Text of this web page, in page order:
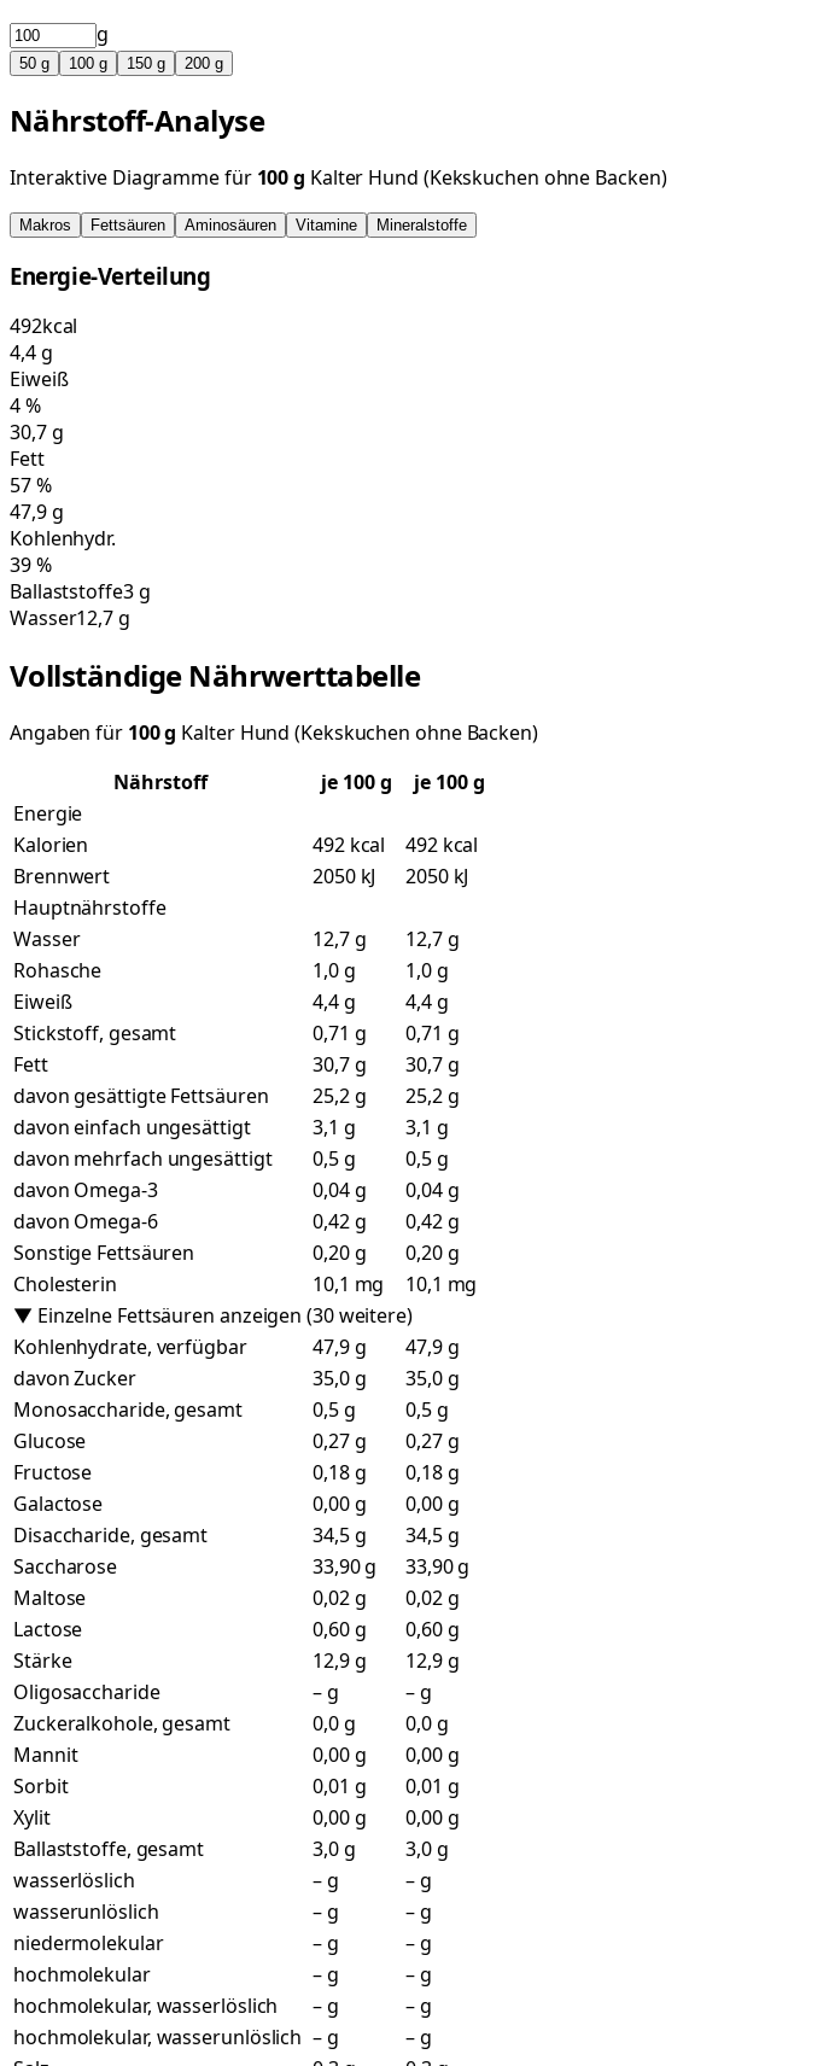
g
50 g 100 g 150 g 200 g
Nährstoff-Analyse
Interaktive Diagramme für 100g Kalter Hund (Kekskuchen ohne Backen)
Makros Fettsäuren Aminosäuren Vitamine Mineralstoffe
Energie-Verteilung
492kcal
4,4g
Eiweiß
4%
30,7g
Fett
57%
47,9g
Kohlenhydr.
39%
Ballaststoffe3 g
Wasser12,7 g
Vollständige Nährwerttabelle
Angaben für 100g Kalter Hund (Kekskuchen ohne Backen)
Nährstoff
je 100g
je 100 g
Energie
Kalorien
492 kcal
492 kcal
Brennwert
2050 kJ
2050 kJ
Hauptnährstoffe
Wasser
12,7 g
12,7 g
Rohasche
1,0 g
1,0 g
Eiweiß
4,4 g
4,4 g
Stickstoff, gesamt
0,71 g
0,71 g
Fett
30,7 g
30,7 g
davon gesättigte Fettsäuren
25,2 g
25,2 g
davon einfach ungesättigt
3,1 g
3,1 g
davon mehrfach ungesättigt
0,5 g
0,5 g
davon Omega-3
0,04 g
0,04 g
davon Omega-6
0,42 g
0,42 g
Sonstige Fettsäuren
0,20 g
0,20 g
Cholesterin
10,1 mg
10,1 mg
▼ Einzelne Fettsäuren anzeigen (30 weitere)
Kohlenhydrate, verfügbar
47,9 g
47,9 g
davon Zucker
35,0 g
35,0 g
Monosaccharide, gesamt
0,5 g
0,5 g
Glucose
0,27 g
0,27 g
Fructose
0,18 g
0,18 g
Galactose
0,00 g
0,00 g
Disaccharide, gesamt
34,5 g
34,5 g
Saccharose
33,90 g
33,90 g
Maltose
0,02 g
0,02 g
Lactose
0,60 g
0,60 g
Stärke
12,9 g
12,9 g
Oligosaccharide
– g
– g
Zuckeralkohole, gesamt
0,0 g
0,0 g
Mannit
0,00 g
0,00 g
Sorbit
0,01 g
0,01 g
Xylit
0,00 g
0,00 g
Ballaststoffe, gesamt
3,0 g
3,0 g
wasserlöslich
– g
– g
wasserunlöslich
– g
– g
niedermolekular
– g
– g
hochmolekular
– g
– g
hochmolekular, wasserlöslich
– g
– g
hochmolekular, wasserunlöslich – g
– g